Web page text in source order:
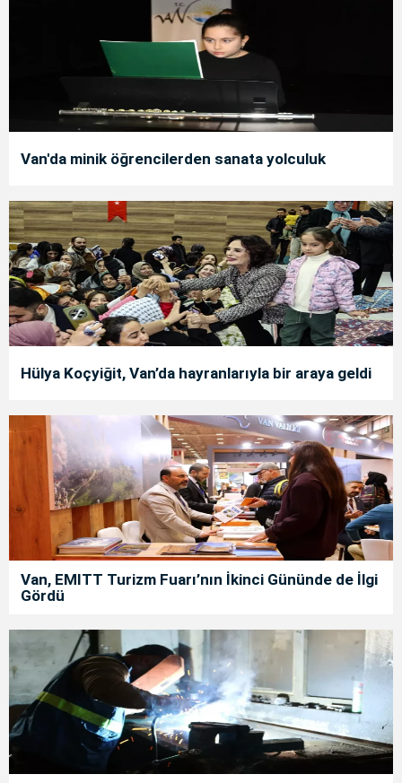
Van'da minik öğrencilerden sanata yolculuk
Hülya Koçyiğit, Van’da hayranlarıyla bir araya geldi
Van, EMITT Turizm Fuarı’nın İkinci Gününde de İlgi
Gördü